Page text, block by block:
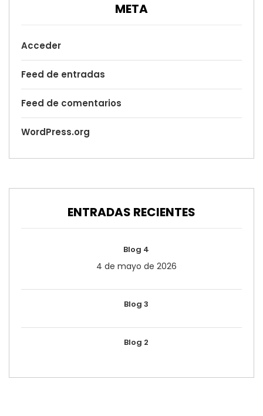
META
Acceder
Feed de entradas
Feed de comentarios
WordPress.org
ENTRADAS RECIENTES
Blog 4
4 de mayo de 2026
Blog 3
Blog 2